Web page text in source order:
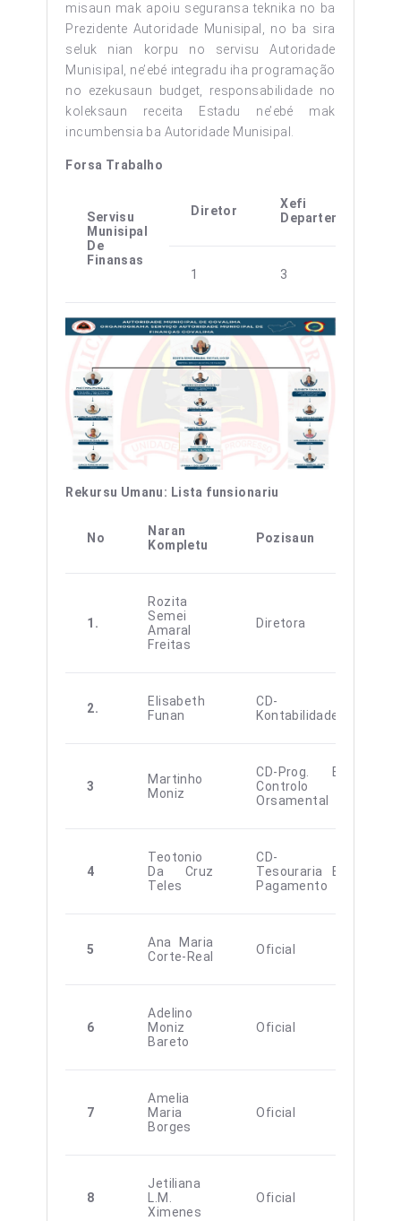
misaun mak apoiu seguransa teknika no ba
Prezidente Autoridade Munisipal, no ba sira
seluk nian korpu no servisu Autoridade
Munisipal, ne’ebé integradu iha programação
no ezekusaun budget, responsabilidade no
koleksaun receita Estadu ne’ebé mak
incumbensia ba Autoridade Munisipal.
Forsa Trabalho
Servisu
Munisipal
De
Finansas
Diretor
Xefi
Departementu
1 3
Rekursu Umanu: Lista funsionariu
No
Naran
Kompletu
Pozisaun
1.
Rozita
Semei
Amaral
Freitas
Diretora
2.
Elisabeth
Funan
CD-
Kontabilidade
3
Martinho
Moniz
CD-Prog. E
Controlo
Orsamental
4
Teotonio
Da Cruz
Teles
CD-
Tesouraria E
Pagamento
5
Ana Maria
Corte-Real
Oficial
6
Adelino
Moniz
Bareto
Oficial
7
Amelia
Maria
Borges
Oficial
8
Jetiliana
L.M.
Ximenes
Oficial